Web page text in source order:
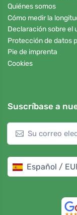
Quiénes somos
Cómo medir la
Declaración sobre el
Protección de datos
Pie de imprenta
Cookies
Suscríbase a
Español /